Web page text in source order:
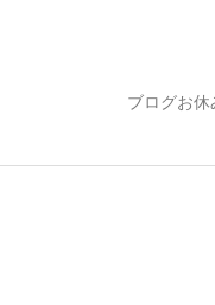
ブログお